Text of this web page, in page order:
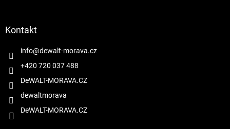
Kontakt
info@dewalt-morava.cz
+420 720 037 488
DeWALT-MORAVA.CZ
dewaltmorava
DeWALT-MORAVA.CZ